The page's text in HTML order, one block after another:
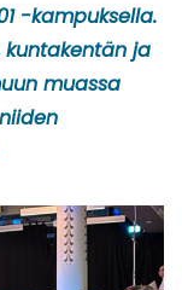
-kampuksella.
kuntakentän ja
muassa